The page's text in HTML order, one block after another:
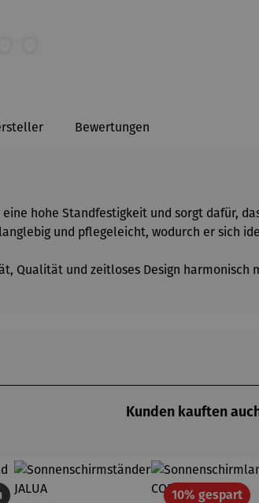
Bewertungen
hohe Standfestigkeit und sorgt dafür,
und pflegeleicht, wodurch er sich
Qualität und zeitloses Design harmonisch
Kunden kauften
10% gespart